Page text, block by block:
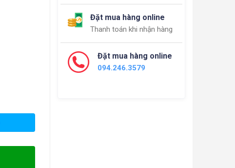
Đặt mua hàng online
Thanh toán khi nhận hàng
Đặt mua hàng online
094.246.3579